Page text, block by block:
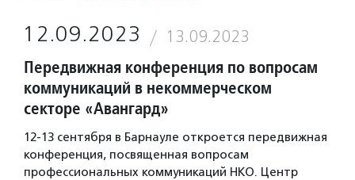
12.09.2023 13.09.2023
Передвижная конференция по вопросам
коммуникаций в некоммерческом
секторе «Авангард»
12-13 сентября в Барнауле откроется передвижная
конференция, посвященная вопросам
профессиональных коммуникаций НКО. Центр